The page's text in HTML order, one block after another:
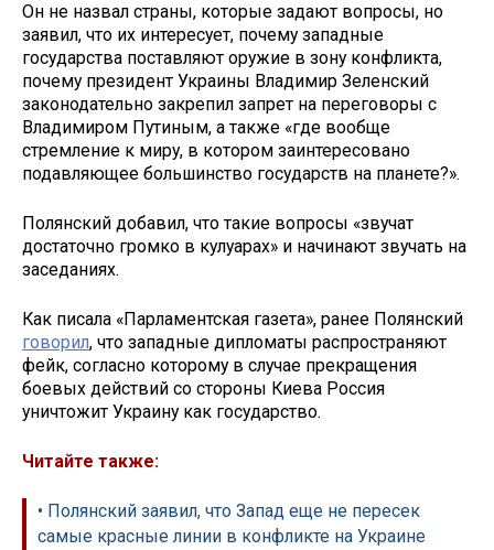
Он не назвал страны, которые задают вопросы, но
заявил, что их интересует, почему западные
государства поставляют оружие в зону конфликта,
почему президент Украины Владимир Зеленский
законодательно закрепил запрет на переговоры с
Владимиром Путиным, а также «где вообще
стремление к миру, в котором заинтересовано
подавляющее большинство государств на планете?».
Полянский добавил, что такие вопросы «звучат
достаточно громко в кулуарах» и начинают звучать на
заседаниях.
Как писала «Парламентская газета», ранее Полянский
говорил, что западные дипломаты распространяют
фейк, согласно которому в случае прекращения
боевых действий со стороны Киева Россия
уничтожит Украину как государство.
Читайте также:
• Полянский заявил, что Запад еще не пересек
самые красные линии в конфликте на Украине